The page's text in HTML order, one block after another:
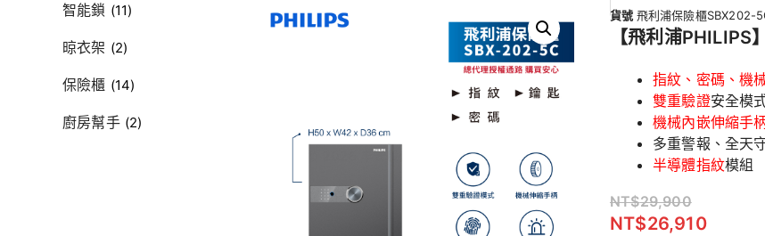
智能鎖 (11)
晾衣架 (2)
保險櫃 (14)
廚房幫手 (2)
貨號 飛利浦保險櫃SBX202-
【飛利浦
指紋、密碼、機
雙重驗證安全模
機械內嵌伸縮手
多重警報、全天
半導體指紋模組
NT$29,900
NT$26,910